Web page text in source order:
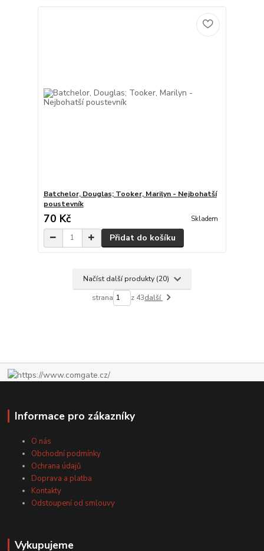
Batchelor, Douglas; Tooker, Marilyn - Nejbohatší
poustevník
70 Kč Skladem
Přidat do košíku
Načíst další produkty (20)
strana z 43další
Informace pro zákazníky
O nás
Obchodní podmínky
Ochrana údajů
Doprava a platba
Kontakty
Odstoupení od smlouvy
Vykupujeme